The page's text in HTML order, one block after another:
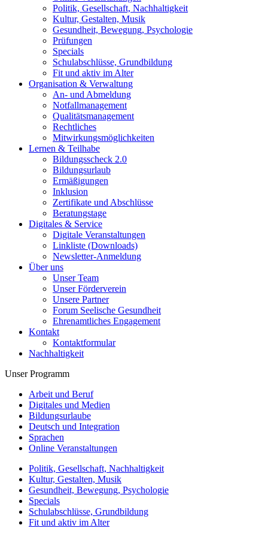
Politik, Gesellschaft, Nachhaltigkeit
Kultur, Gestalten, Musik
Gesundheit, Bewegung, Psychologie
Prüfungen
Specials
Schulabschlüsse, Grundbildung
Fit und aktiv im Alter
Organisation & Verwaltung
An- und Abmeldung
Notfallmanagement
Qualitätsmanagement
Rechtliches
Mitwirkungsmöglichkeiten
Lernen & Teilhabe
Bildungsscheck 2.0
Bildungsurlaub
Ermäßigungen
Inklusion
Zertifikate und Abschlüsse
Beratungstage
Digitales & Service
Digitale Veranstaltungen
Linkliste (Downloads)
Newsletter-Anmeldung
Über uns
Unser Team
Unser Förderverein
Unsere Partner
Forum Seelische Gesundheit
Ehrenamtliches Engagement
Kontakt
Kontaktformular
Nachhaltigkeit
Unser Programm
Arbeit und Beruf
Digitales und Medien
Bildungsurlaube
Deutsch und Integration
Sprachen
Online Veranstaltungen
Politik, Gesellschaft, Nachhaltigkeit
Kultur, Gestalten, Musik
Gesundheit, Bewegung, Psychologie
Specials
Schulabschlüsse, Grundbildung
Fit und aktiv im Alter